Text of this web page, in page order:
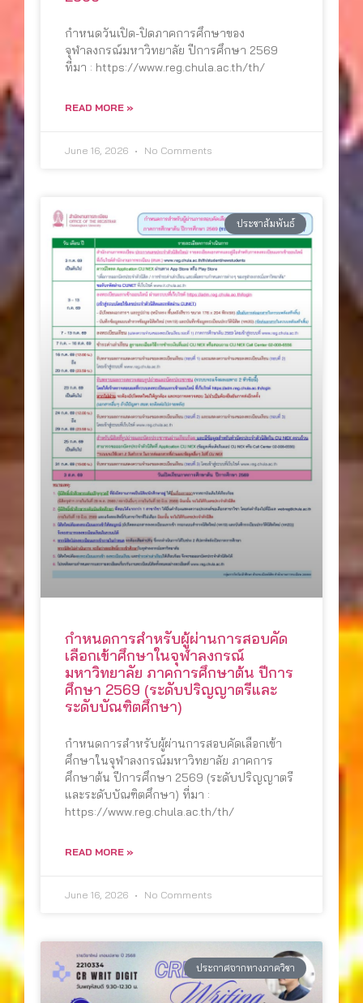
กำหนดวันเปิด-ปิดภาคการศึกษาของ
จุฬาลงกรณ์มหาวิทยาลัย ปีการศึกษา 2569
ที่มา : https://www.reg.chula.ac.th/th/
READ MORE »
June 16, 2026 No Comments
ประชาสัมพันธ์
กำหนดการสำหรับผู้ผ่านการสอบคัด
เลือกเข้าศึกษาในจุฬาลงกรณ์
มหาวิทยาลัย ภาคการศึกษาต้น ปีการ
ศึกษา 2569 (ระดับปริญญาตรีและ
ระดับบัณฑิตศึกษา)
กำหนดการสำหรับผู้ผ่านการสอบคัดเลือกเข้า
ศึกษาในจุฬาลงกรณ์มหาวิทยาลัย ภาคการ
ศึกษาต้น ปีการศึกษา 2569 (ระดับปริญญาตรี
และระดับบัณฑิตศึกษา) ที่มา :
https://www.reg.chula.ac.th/th/
READ MORE »
June 16, 2026 No Comments
ประกาศจากทางภาควิชา